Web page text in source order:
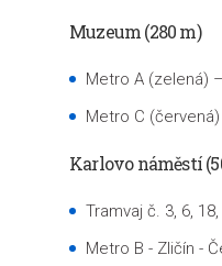
Muzeum (280 m)
Metro A (zelená)
Metro C
Karlovo náměstí
Tramvaj č. 3, 6,
Metro B - Zličín -